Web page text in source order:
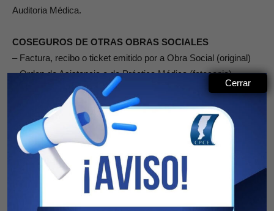
Auditoria Médica.
COSEGUROS DE OTRAS OBRAS SOCIALES
– Factura, recibo o ticket emitido por a Obra Social (original)
– Orden de Asistencia o de Práctica Médica (fotocopia)
– Orden del médico (fotocopia)
– Fotocopia de resultados, en caso de estudios.
PRACTICAS ODONTOLÓGICAS
– Factura, recibo o ticket s/normas AFIP (original) con los
datos del afiliado (Nombre, apellido, Nº de matrícula)
Cerrar